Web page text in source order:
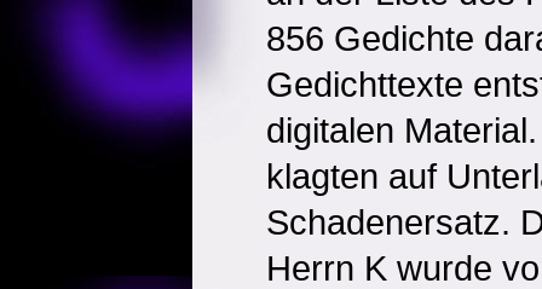
856 Gedichte
Gedichttexte
digitalen
klagten auf
Schadenersatz.
Herrn K wurde